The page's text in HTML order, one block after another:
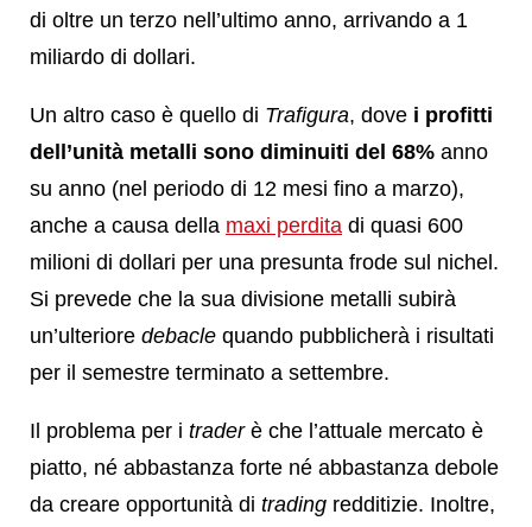
di oltre un terzo nell’ultimo anno, arrivando a 1
miliardo di dollari.
Un altro caso è quello di Trafigura, dove i profitti
dell’unità metalli sono diminuiti del 68% anno
su anno (nel periodo di 12 mesi fino a marzo),
anche a causa della maxi perdita di quasi 600
milioni di dollari per una presunta frode sul nichel.
Si prevede che la sua divisione metalli subirà
un’ulteriore debacle quando pubblicherà i risultati
per il semestre terminato a settembre.
Il problema per i traderè che l’attuale mercato è
piatto, né abbastanza forte né abbastanza debole
da creare opportunità di trading redditizie. Inoltre,